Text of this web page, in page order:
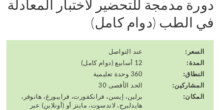
دورة مدمجة للتحضير لاختبار المعادلة
في الطب (دوام كامل)
السعر:
عند التواصل
المدة:
12 أسابيع (دوام كامل)
النطاق:
360 وحدة تعليمية
المشاركين:
الحد الأقصى 30
المكان:
برلين، إيسن، فرانكفورت، فرايبورغ، هانوفر،
هايدلبرج، لاندسوت، ماينز أو (أونلاين) عبر